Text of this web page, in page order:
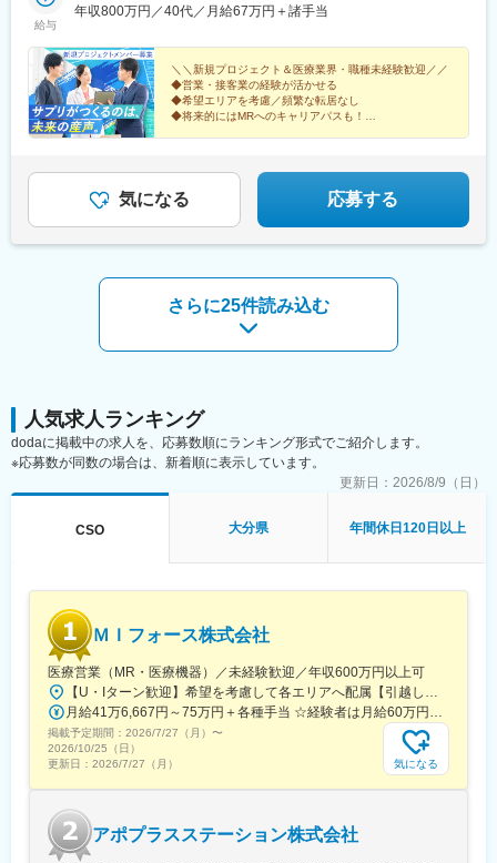
る費用は規定内で全額会社負担です。（例）・引っ越し費用・物
でのスタートを、会社がしっかりバックアップします！※受動喫煙
対策：屋内全面禁煙
給与
年収800万円／40代／月給67万円＋諸手当
＼＼新規プロジェクト＆医療業界・職種未経験歓迎／／
◆営業・接客業の経験が活かせる
◆希望エリアを考慮／頻繁な転居なし
◆将来的にはMRへのキャリアパスも！
気になる 応募する
さらに25件読み込む
人気求人ランキング
dodaに掲載中の求人を、応募数順にランキング形式でご紹介します。
※応募数が同数の場合は、新着順に表示しています。
更新日： 2026/8/9（日）
CSO 大分県 年間休日120日以上
ＭＩフォース株式会社
医療営業（MR・医療機器）／未経験歓迎／年収600万円以上可
【U・Iターン歓迎】希望を考慮して各エリアへ配属【引越し代は会社全額負担】■本社 東京都中央区築地1-13-1 銀座松竹スクエア9F■勤務エリア：（1）北海道：北海道（2）東北：青森・秋田・岩手・山形・宮城・福島（3）関東：東京・神奈川・千葉・埼玉・茨城・栃木・群馬（4）甲信越：新潟・長野・山梨（5）東海：愛知・岐阜・三重・静岡（6）北陸：富山・石川・福井（7）近畿：大阪・京都・滋賀・奈良・和歌山・兵庫（8）中国：岡山・広島・山口・島根・鳥取（9）四国：香川・徳島・高知・愛媛（10）九州：福岡・大分・宮崎・鹿児島・熊本・佐賀・長崎・沖縄※勤務地限定～全国転勤（規定あり）の選択可能※配属エリアは希望を考慮して決定いたします。希望範囲外への転勤はありません。※変更の範囲：会社の定める事業所（リモートワーク含む）
月給41万6,667円～75万円＋各種手当 ☆経験者は月給60万円以上！・・・・・・■未経験者：月給41万6,667円～＋各種手当※上記には固定残業代（7万9,114円～／30時間分）を含みます。※超過分は別途全額支給いたします。◎手当を含めれば初年度から年収600万円以上も可能！・・・・・・■経験者：月給60万円～75万円＋各種手当※上記には固定残業代（11万760円～／30時間分）を含みます。※超過分は別途全額支給いたします。＜年収例＞◎初年度年収は700万円以上！◎最大年収900万円以上も目指せる♪・・・・・・＼社員の年収例／ 800万円／36歳（入社3年） 860万円／42歳（入社4年） 920万円／45歳（入社6年） ※諸手当含む
掲載予定期間： 2026/7/27（月） 〜
2026/10/25（日）
更新日： 2026/7/27（月） 気になる
アポプラスステーション株式会社